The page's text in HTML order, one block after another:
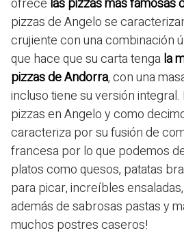
pizzas de Angelo se
crujiente con una combinación
que hace que su carta tengala
pizzas de Andorra, con una
incluso tiene su versión
pizzas en Angelo y como
caracteriza por su fusión de
francesa por lo que podemos
platos como quesos, patatas
para picar, increíbles
además de sabrosas pastas y
muchos postres caseros!